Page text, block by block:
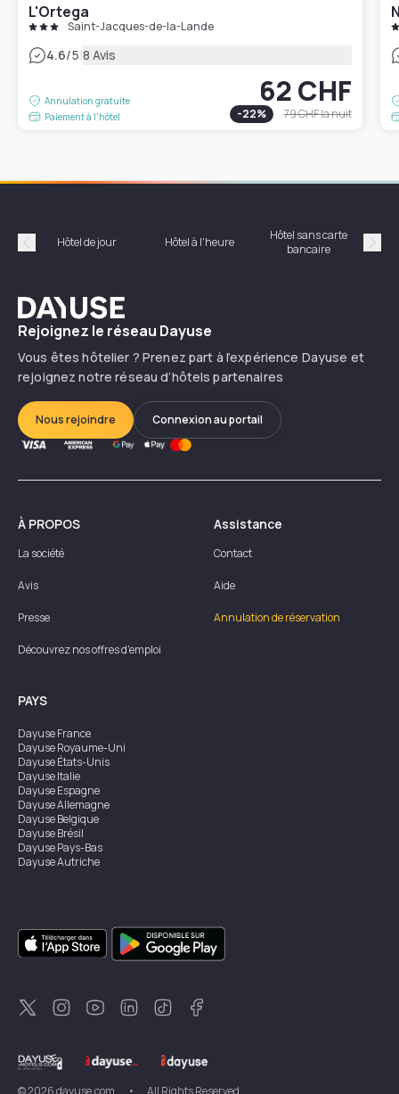
L'Ortega
Saint-Jacques-de-la-Lande
4.6/5|8 Avis
Annulation gratuite
Paiement à l'hôtel
62 CHF
-22% 79 CHFla nuit
Précédent
Hôtel de jour Hôtel à l'heure
Hôtel sans carte
bancaire
Dayuse
Rejoignez le réseau Dayuse
Vous êtes hôtelier ? Prenez part à l’expérience Dayuse et
rejoignez notre réseau d’hôtels partenaires
Nous rejoindre Connexion au portail
À PROPOS
La société
Avis
Presse
Découvrez nos offres d'emploi
Assistance
Contact
Aide
Annulation de réservation
PAYS
DayuseFrance
DayuseRoyaume-Uni
DayuseÉtats-Unis
DayuseItalie
DayuseEspagne
DayuseAllemagne
DayuseBelgique
DayuseBrésil
DayusePays-Bas
DayuseAutriche
DayuseSingapour
DayuseSuède
DayuseThaïlande
DayuseNouvelle-Zélande
DayuseTurquie